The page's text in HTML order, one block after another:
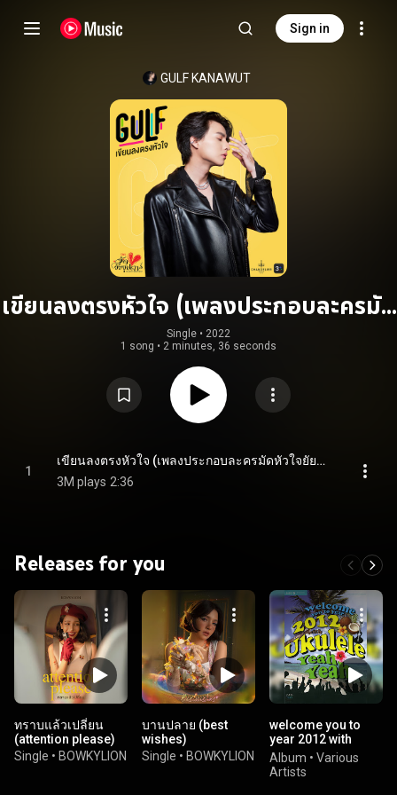
Sign in
GULF KANAWUT
เขียนลงตรงหัวใจ (เพลงประกอบละครมัด
หัวใจยัยซุปตาร์ ช่อง 3)
Single • 2022
1 song • 2 minutes, 36 seconds
1
เขียนลงตรงหัวใจ (เพลงประกอบละครมัดหัวใจยัยซุปตาร์ ช่อง 3)
3M plays 2:36
Releases for you
ทราบแล้วเปลี่ยน
(attention please)
Single • BOWKYLION
บานปลาย (best
wishes)
Single • BOWKYLION
welcome you to
year 2012 with
ukulele yeah yeah
Album • Various
Artists